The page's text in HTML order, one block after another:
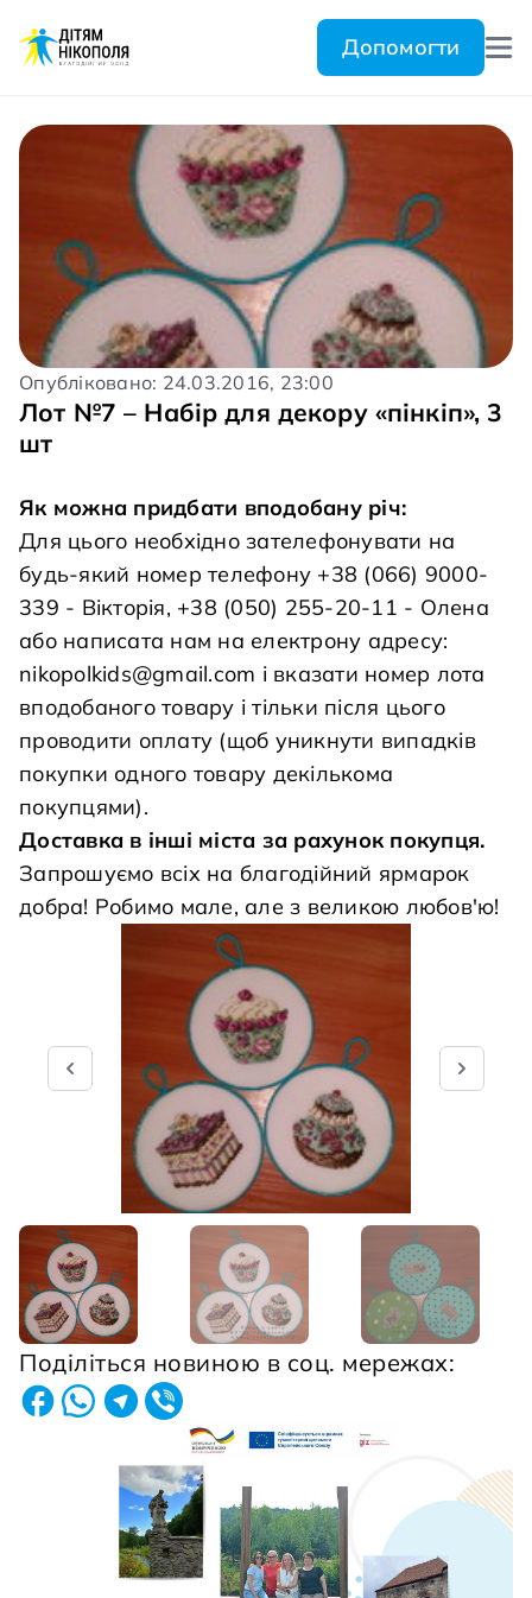
Допомогти
Опубліковано: 24.03.2016, 23:00
Лот №7 – Набір для декору «пінкіп», 3
шт
Як можна придбати вподобану річ:
Для цього необхідно зателефонувати на
будь-який номер телефону +38 (066) 9000-
339 - Вікторія, +38 (050) 255-20-11 - Олена
або написата нам на електрону адресу:
nikopolkids@gmail.com і вказати номер лота
вподобаного товару і тільки після цього
проводити оплату (щоб уникнути випадків
покупки одного товару декількома
покупцями).
Доставка в інші міста за рахунок покупця.
Запрошуємо всіх на благодійний ярмарок
добра! Робимо мале, але з великою любов'ю!
Поділіться новиною в соц. мережах: